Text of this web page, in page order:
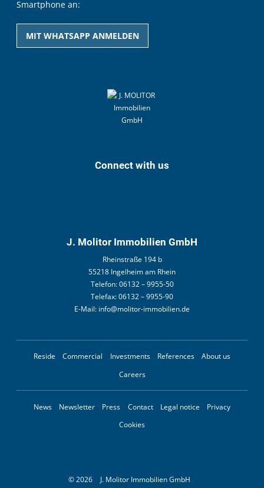
Smartphone an:
MIT WHATSAPP ANMELDEN
Connect with us
J. Molitor Immobilien GmbH
Rheinstraße 194 b
55218 Ingelheim am Rhein
Telefon:06132 – 9955-50
Telefax:06132 – 9955-90
E-Mail: info@molitor-immobilien.de
Reside Commercial Investments References
About us
Careers
News Newsletter Press Contact Legal notice
Privacy
Cookies
© 2026 J. Molitor Immobilien GmbH